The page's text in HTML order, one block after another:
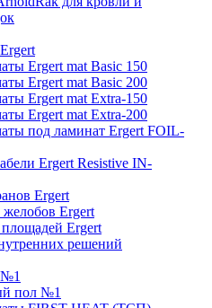
Ergert mat Basic 150
Ergert mat Basic 200
Ergert mat Extra-150
Ergert mat Extra-200
под ламинат Ergert FOIL-
Ergert Resistive IN-
Ergert
Ergert
Ergert
решений
№1
пол №1